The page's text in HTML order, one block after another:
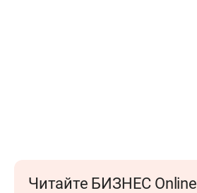
Читайте БИЗНЕС Online